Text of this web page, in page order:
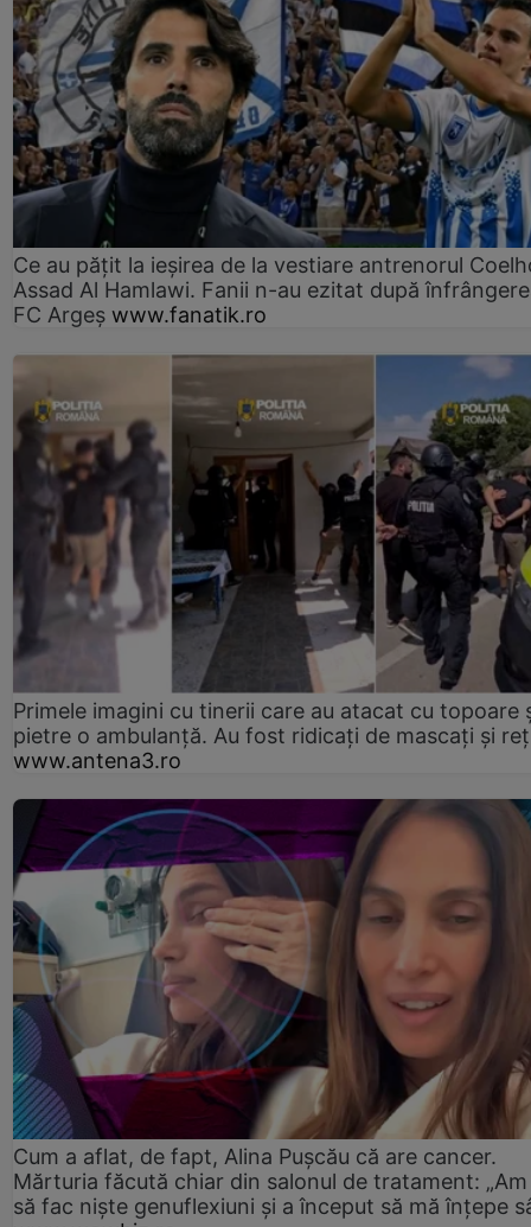
Ce au pățit la ieșirea de la vestiare antrenorul
Assad Al Hamlawi. Fanii n-au ezitat după
FC Argeș www.fanatik.ro
Primele imagini cu tinerii care au atacat cu topoare
pietre o ambulanță. Au fost ridicați de mascați și
www.antena3.ro
Cum a aflat, de fapt, Alina Pușcău că are cancer.
Mărturia făcută chiar din salonul de tratament:
să fac niște genuflexiuni și a început să mă înțepe